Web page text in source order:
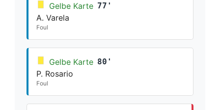
Gelbe Karte 77'
A. Varela
Foul
Gelbe Karte 80'
P. Rosario
Foul